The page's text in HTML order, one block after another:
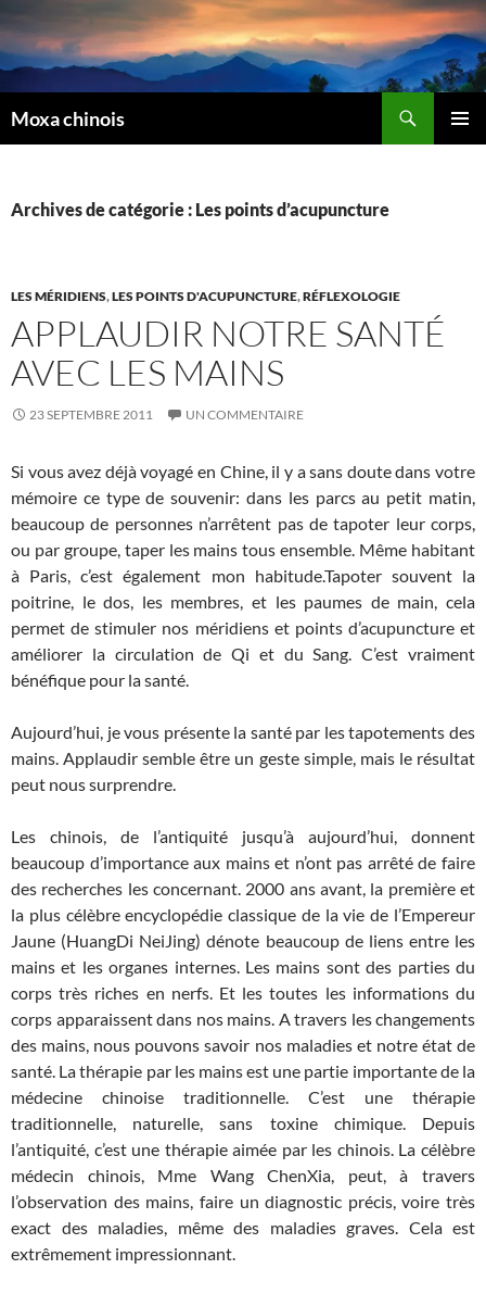
Moxa chinois
Archives de catégorie : Les points d’acupuncture
LES MÉRIDIENS,LES POINTS D'ACUPUNCTURE,RÉFLEXOLOGIE
APPLAUDIR NOTRE SANTÉ
AVEC LES MAINS
23 SEPTEMBRE 2011 UN COMMENTAIRE
Si vous avez déjà voyagé en Chine, il y a sans doute dans votre
mémoire ce type de souvenir: dans les parcs au petit matin,
beaucoup de personnes n’arrêtent pas de tapoter leur corps,
ou par groupe, taper les mains tous ensemble. Même habitant
à Paris, c’est également mon habitude.Tapoter souvent la
poitrine, le dos, les membres, et les paumes de main, cela
permet de stimuler nos méridiens et points d’acupuncture et
améliorer la circulation de Qi et du Sang. C’est vraiment
bénéfique pour la santé.
Aujourd’hui, je vous présente la santé par les tapotements des
mains. Applaudir semble être un geste simple, mais le résultat
peut nous surprendre.
Les chinois, de l’antiquité jusqu’à aujourd’hui, donnent
beaucoup d’importance aux mains et n’ont pas arrêté de faire
des recherches les concernant. 2000 ans avant, la première et
la plus célèbre encyclopédie classique de la vie de l’Empereur
Jaune (HuangDi NeiJing) dénote beaucoup de liens entre les
mains et les organes internes. Les mains sont des parties du
corps très riches en nerfs. Et les toutes les informations du
corps apparaissent dans nos mains. A travers les changements
des mains, nous pouvons savoir nos maladies et notre état de
santé. La thérapie par les mains est une partie importante de la
médecine chinoise traditionnelle. C’est une thérapie
traditionnelle, naturelle, sans toxine chimique. Depuis
l’antiquité, c’est une thérapie aimée par les chinois. La célèbre
médecin chinois, Mme Wang ChenXia, peut, à travers
l’observation des mains, faire un diagnostic précis, voire très
exact des maladies, même des maladies graves. Cela est
extrêmement impressionnant.